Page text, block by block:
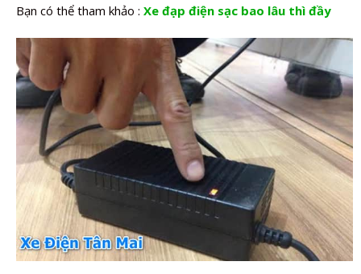
Bạn có thể tham khảo : Xe đạp điện sạc bao lâu thì đầy